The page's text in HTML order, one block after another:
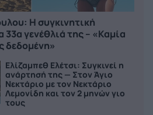
Η συγκινητική
33α γενέθλιά της – «Καμία
δεδομένη»
Ελίζαμπεθ Ελέτσι: Συγκινεί η
ανάρτησή της — Στον Άγιο
Νεκτάριο με τον Νεκτάριο
Λεμονίδη και τον 2 μηνών γιο
τους